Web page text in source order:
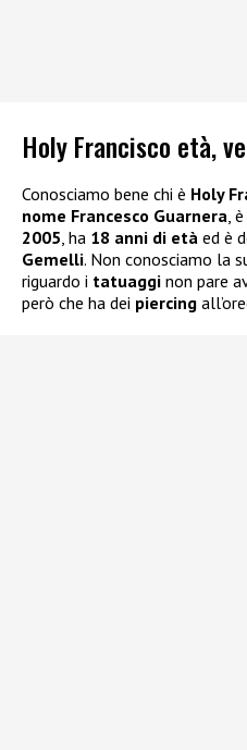
Holy Francisco età,
Conosciamo bene chi è Holy
nome Francesco Guarnera,
2005, ha 18 anni di età ed è
Gemelli. Non conosciamo la
riguardo i tatuaggi non pare
però che ha dei piercing